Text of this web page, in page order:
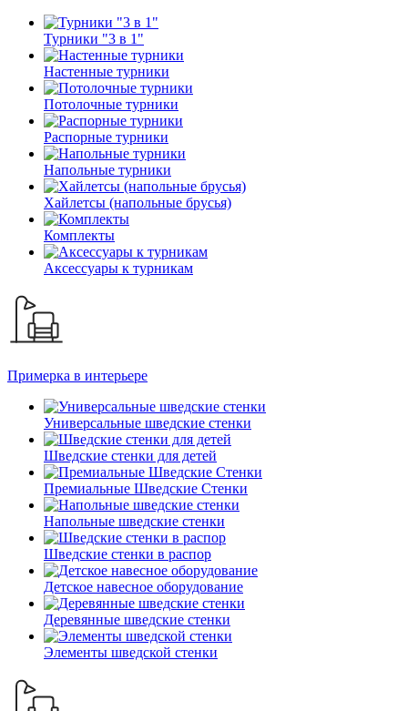
Турники "3 в 1"
Настенные турники
Потолочные турники
Распорные турники
Напольные турники
Хайлетсы (напольные брусья)
Комплекты
Аксессуары к турникам
Примерка в интерьере
Универсальные шведские стенки
Шведские стенки для детей
Премиальные Шведские Стенки
Напольные шведские стенки
Шведские стенки в распор
Детское навесное оборудование
Деревянные шведские стенки
Элементы шведской стенки